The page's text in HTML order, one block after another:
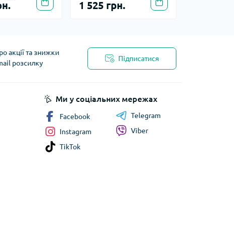
1 525 грн.
акції та знижки
розсилку
Підписатися
Ми у соціальних мережах
Facebook
Instagram
TikTok
Telegram
Viber